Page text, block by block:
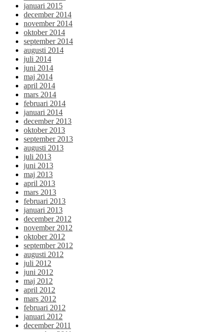
januari 2015
december 2014
november 2014
oktober 2014
september 2014
augusti 2014
juli 2014
juni 2014
maj 2014
april 2014
mars 2014
februari 2014
januari 2014
december 2013
oktober 2013
september 2013
augusti 2013
juli 2013
juni 2013
maj 2013
april 2013
mars 2013
februari 2013
januari 2013
december 2012
november 2012
oktober 2012
september 2012
augusti 2012
juli 2012
juni 2012
maj 2012
april 2012
mars 2012
februari 2012
januari 2012
december 2011